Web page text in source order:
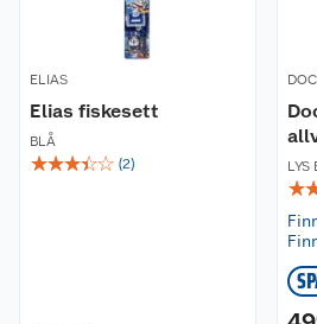
ELIAS
Elias fiskesett
BLÅ
☆☆☆☆☆ (2) LYS
☆